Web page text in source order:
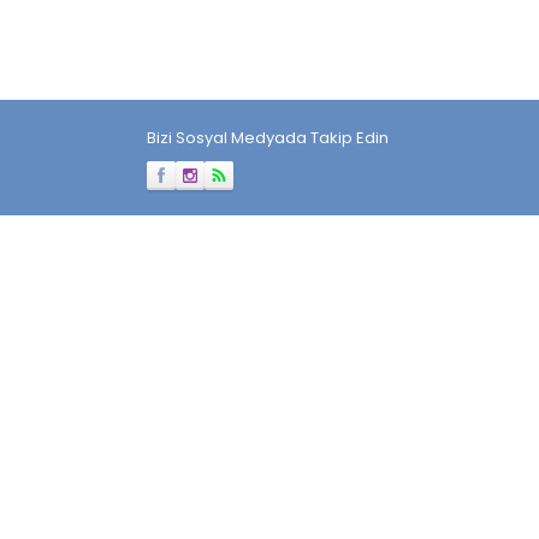
Bizi Sosyal Medyada Takip Edin